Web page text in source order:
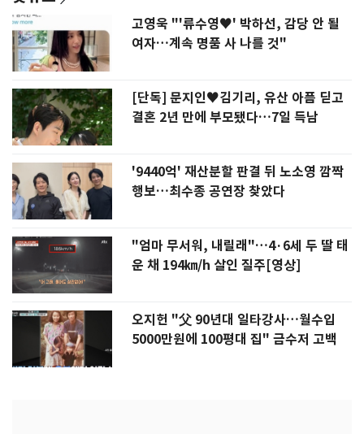
고영욱 "'류수영♥' 박하선, 감당 안 될
여자…계속 명품 사 나를 것"
[단독] 문지인♥김기리, 유산 아픔 딛고
결혼 2년 만에 부모됐다…7일 득남
'9440억' 재산분할 판결 뒤 노소영 깜짝
행보…최수종 공연장 찾았다
"엄마 무서워, 내릴래"…4·6세 두 딸 태
운 채 194㎞/h 살인 질주[영상]
오지헌 "父 90년대 일타강사…월수입
5000만원에 100평대 집" 금수저 고백